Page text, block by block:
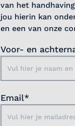
van het
jou hierin kan
en een van onze
Voor- en
Email*